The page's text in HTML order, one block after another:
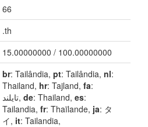
66
.th
15.00000000 / 100.00000000
br: Tailândia, pt: Tailândia, nl:
Thailand, hr: Tajland, fa:
تایلند, de: Thailand, es:
Tailandia, fr: Thaïlande, ja: タ
イ, it: Tailandia,